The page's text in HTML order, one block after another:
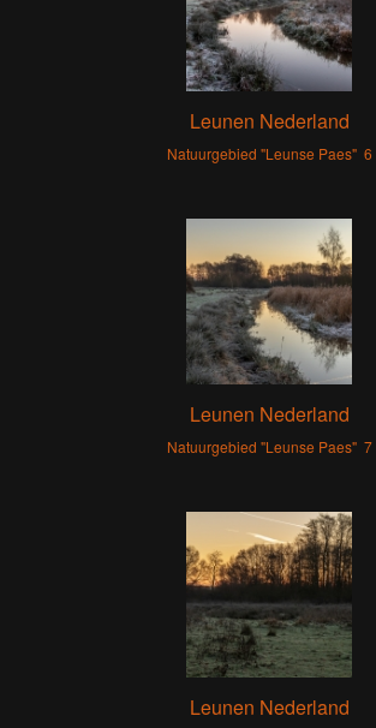
Leunen Nederland
Natuurgebied "Leunse Paes" 6
Leunen Nederland
Natuurgebied "Leunse Paes" 7
Leunen Nederland